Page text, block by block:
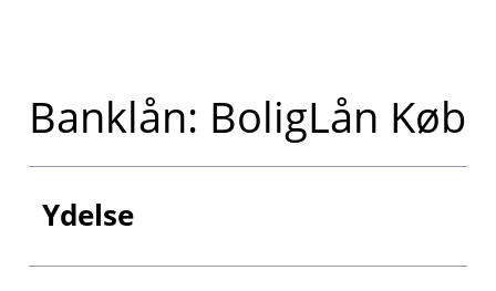
Banklån: BoligLån Køb
Ydelse